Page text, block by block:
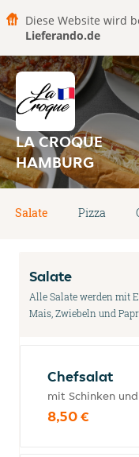
Diese Website wird
Lieferando.de
LA CROQUE
HAMBURG
Salate Pizza
Salate
Alle Salate werden mit
Mais, Zwiebeln und
Chefsalat
mit Schinken
8,50 €